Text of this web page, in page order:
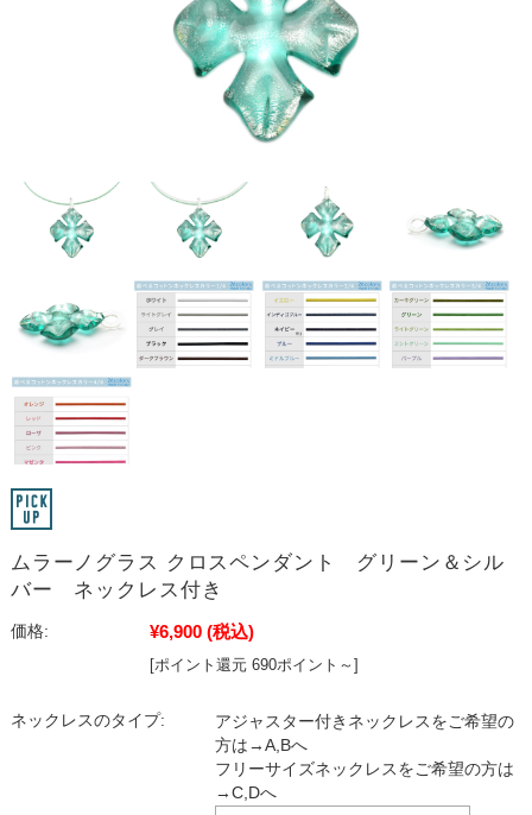
ムラーノグラス クロスペンダント グリーン＆シル
バー ネックレス付き
価格: ¥6,900 (税込)
[ポイント還元 690ポイント～]
ネックレスのタイプ:
アジャスター付きネックレスをご希望の
方は→A,Bへ
フリーサイズネックレスをご希望の方は
→C,Dへ